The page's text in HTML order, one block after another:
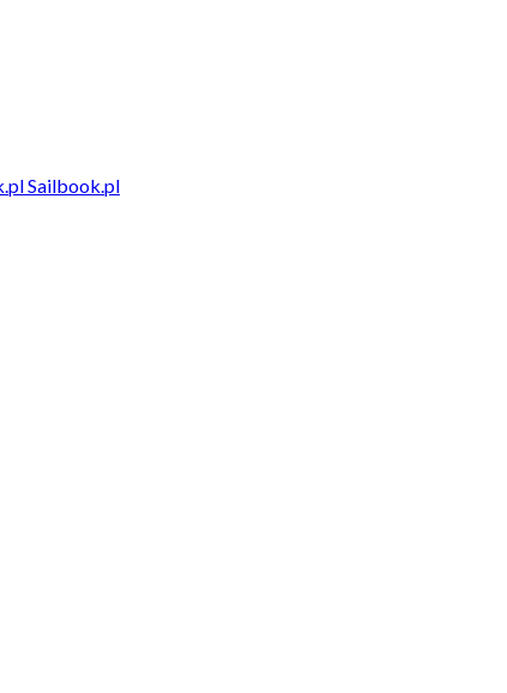
Sailbook.pl